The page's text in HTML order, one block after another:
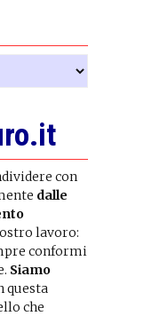
con
dalle
lavoro:
conformi
Siamo
questa
che